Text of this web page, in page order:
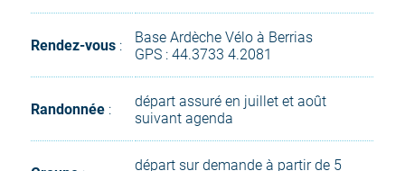
Rendez-vous :
Base Ardèche Vélo à Berrias
GPS : 44.3733 4.2081
Randonnée :
départ assuré en juillet et août
suivant agenda
départ sur demande à partir de 5